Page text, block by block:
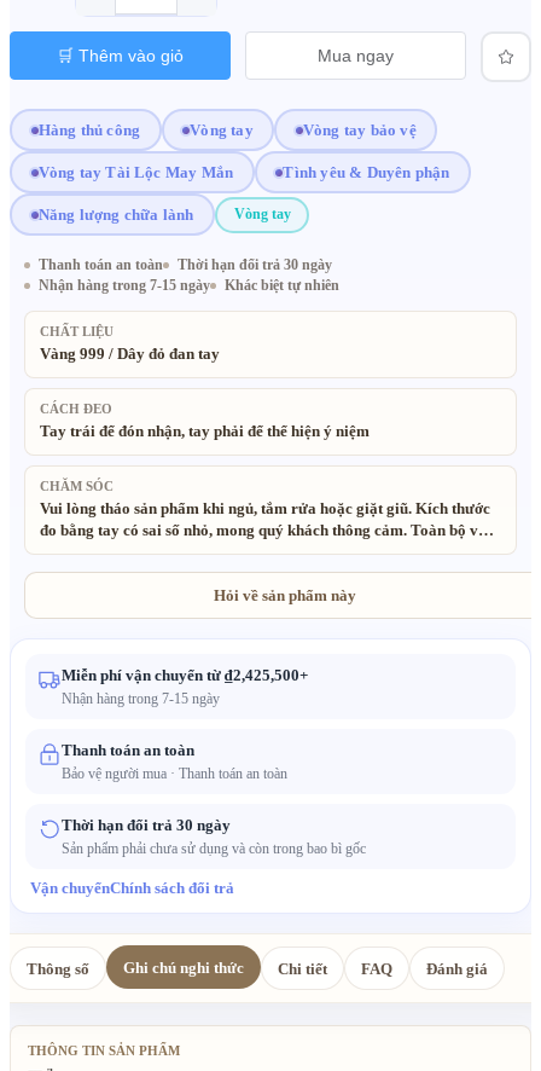
Hàng thủ công Vòng tay Vòng tay bảo vệ
Vòng tay Tài Lộc May Mắn Tình yêu & Duyên phận
Năng lượng chữa lành Vòng tay
🛒 Thêm vào giỏ Mua ngay
Thanh toán an toàn
Thời hạn đổi trả 30 ngày
Nhận hàng trong 7-15 ngày
Khác biệt tự nhiên
CHẤT LIỆU
Vàng 999 / Dây đỏ đan tay
CÁCH ĐEO
Tay trái để đón nhận, tay phải để thể hiện ý niệm
CHĂM SÓC
Vui lòng tháo sản phẩm khi ngủ, tắm rửa hoặc giặt giũ. Kích thước
đo bằng tay có sai số nhỏ, mong quý khách thông cảm. Toàn bộ vật
liệu tự nhiên, thân thiện môi trường. Sản phẩm thủ công nên có sự
khác biệt nhỏ về chi tiết, màu sắc có thể chênh lệch nhẹ do ánh sáng
Hỏi về sản phẩm này
Miễn phí vận chuyển từ ₫2,425,500+
Nhận hàng trong 7-15 ngày
Thanh toán an toàn
Bảo vệ người mua · Thanh toán an toàn
Thời hạn đổi trả 30 ngày
Sản phẩm phải chưa sử dụng và còn trong bao bì gốc
Vận chuyểnChính sách đổi trả
Thông số Ghi chú nghi thức Chi tiết FAQ Đánh giá
THÔNG TIN SẢN PHẨM